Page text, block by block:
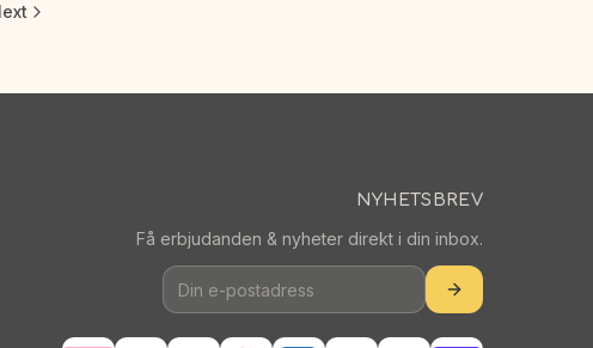
NYHETSBREV
Få erbjudanden & nyheter direkt i din inbox.